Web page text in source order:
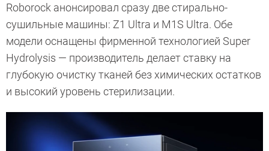
Roborock анонсировал сразу две стирально-
сушильные машины: Z1 Ultra и M1S Ultra. Обе
модели оснащены фирменной технологией Super
Hydrolysis — производитель делает ставку на
глубокую очистку тканей без химических остатков
и высокий уровень стерилизации.